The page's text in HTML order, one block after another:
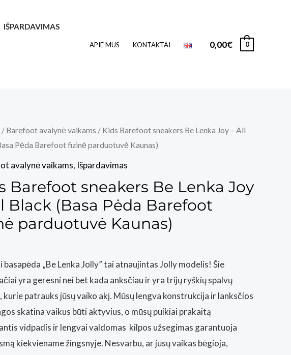
IŠPARDAVIMAS
APIE MUS KONTAKTAI 0,00€ 0
/ Barefoot avalynė vaikams / Kids Barefoot sneakers Be Lenka Joy – All
Pėda Barefoot fizinė parduotuvė Kaunas)
avalynė vaikams, Išpardavimas
Barefoot sneakers Be Lenka Joy
Black (Basa Pėda Barefoot
parduotuvė Kaunas)
basapėda „Be Lenka Jolly” tai atnaujintas Jolly modelis! Šie
yra geresni nei bet kada anksčiau ir yra trijų ryškių spalvų
kurie patrauks jūsų vaiko akį. Mūsų lengva konstrukcija ir lanksčios
skatina vaikus būti aktyvius, o mūsų puikiai prakaitą
vidpadis ir lengvai valdomas kilpos užsegimas garantuoja
kiekviename žingsnyje. Nesvarbu, ar jūsų vaikas bėgioja,